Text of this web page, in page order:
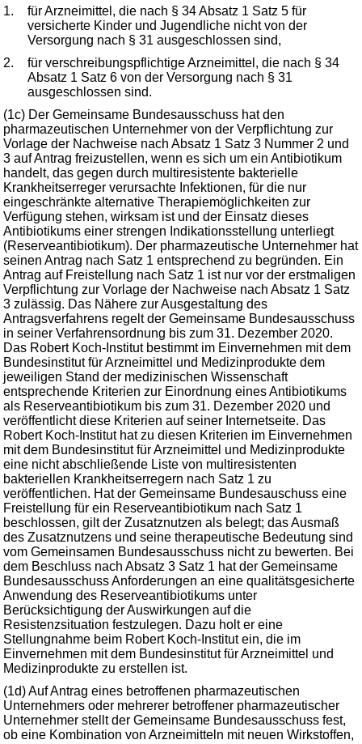
1.
für Arzneimittel, die nach § 34 Absatz 1 Satz 5 für
versicherte Kinder und Jugendliche nicht von der
Versorgung nach § 31 ausgeschlossen sind,
2.
für verschreibungspflichtige Arzneimittel, die nach § 34
Absatz 1 Satz 6 von der Versorgung nach § 31
ausgeschlossen sind.
(1c) Der Gemeinsame Bundesausschuss hat den
pharmazeutischen Unternehmer von der Verpflichtung zur
Vorlage der Nachweise nach Absatz 1 Satz 3 Nummer 2 und
3 auf Antrag freizustellen, wenn es sich um ein Antibiotikum
handelt, das gegen durch multiresistente bakterielle
Krankheitserreger verursachte Infektionen, für die nur
eingeschränkte alternative Therapiemöglichkeiten zur
Verfügung stehen, wirksam ist und der Einsatz dieses
Antibiotikums einer strengen Indikationsstellung unterliegt
(Reserveantibiotikum). Der pharmazeutische Unternehmer hat
seinen Antrag nach Satz 1 entsprechend zu begründen. Ein
Antrag auf Freistellung nach Satz 1 ist nur vor der erstmaligen
Verpflichtung zur Vorlage der Nachweise nach Absatz 1 Satz
3 zulässig. Das Nähere zur Ausgestaltung des
Antragsverfahrens regelt der Gemeinsame Bundesausschuss
in seiner Verfahrensordnung bis zum 31. Dezember 2020.
Das Robert Koch-Institut bestimmt im Einvernehmen mit dem
Bundesinstitut für Arzneimittel und Medizinprodukte dem
jeweiligen Stand der medizinischen Wissenschaft
entsprechende Kriterien zur Einordnung eines Antibiotikums
als Reserveantibiotikum bis zum 31. Dezember 2020 und
veröffentlicht diese Kriterien auf seiner Internetseite. Das
Robert Koch-Institut hat zu diesen Kriterien im Einvernehmen
mit dem Bundesinstitut für Arzneimittel und Medizinprodukte
eine nicht abschließende Liste von multiresistenten
bakteriellen Krankheitserregern nach Satz 1 zu
veröffentlichen. Hat der Gemeinsame Bundesauschuss eine
Freistellung für ein Reserveantibiotikum nach Satz 1
beschlossen, gilt der Zusatznutzen als belegt; das Ausmaß
des Zusatznutzens und seine therapeutische Bedeutung sind
vom Gemeinsamen Bundesausschuss nicht zu bewerten. Bei
dem Beschluss nach Absatz 3 Satz 1 hat der Gemeinsame
Bundesausschuss Anforderungen an eine qualitätsgesicherte
Anwendung des Reserveantibiotikums unter
Berücksichtigung der Auswirkungen auf die
Resistenzsituation festzulegen. Dazu holt er eine
Stellungnahme beim Robert Koch-Institut ein, die im
Einvernehmen mit dem Bundesinstitut für Arzneimittel und
Medizinprodukte zu erstellen ist.
(1d) Auf Antrag eines betroffenen pharmazeutischen
Unternehmers oder mehrerer betroffener pharmazeutischer
Unternehmer stellt der Gemeinsame Bundesausschuss fest,
ob eine Kombination von Arzneimitteln mit neuen Wirkstoffen,